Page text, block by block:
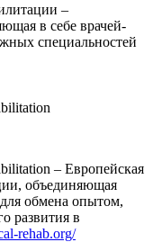
–
в себе врачей-
специальностей
– Европейская
объединяющая
обмена опытом,
развития в
rehab.org/